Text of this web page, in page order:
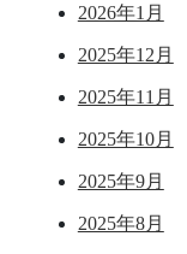
2026年1月
2025年12月
2025年11月
2025年10月
2025年9月
2025年8月